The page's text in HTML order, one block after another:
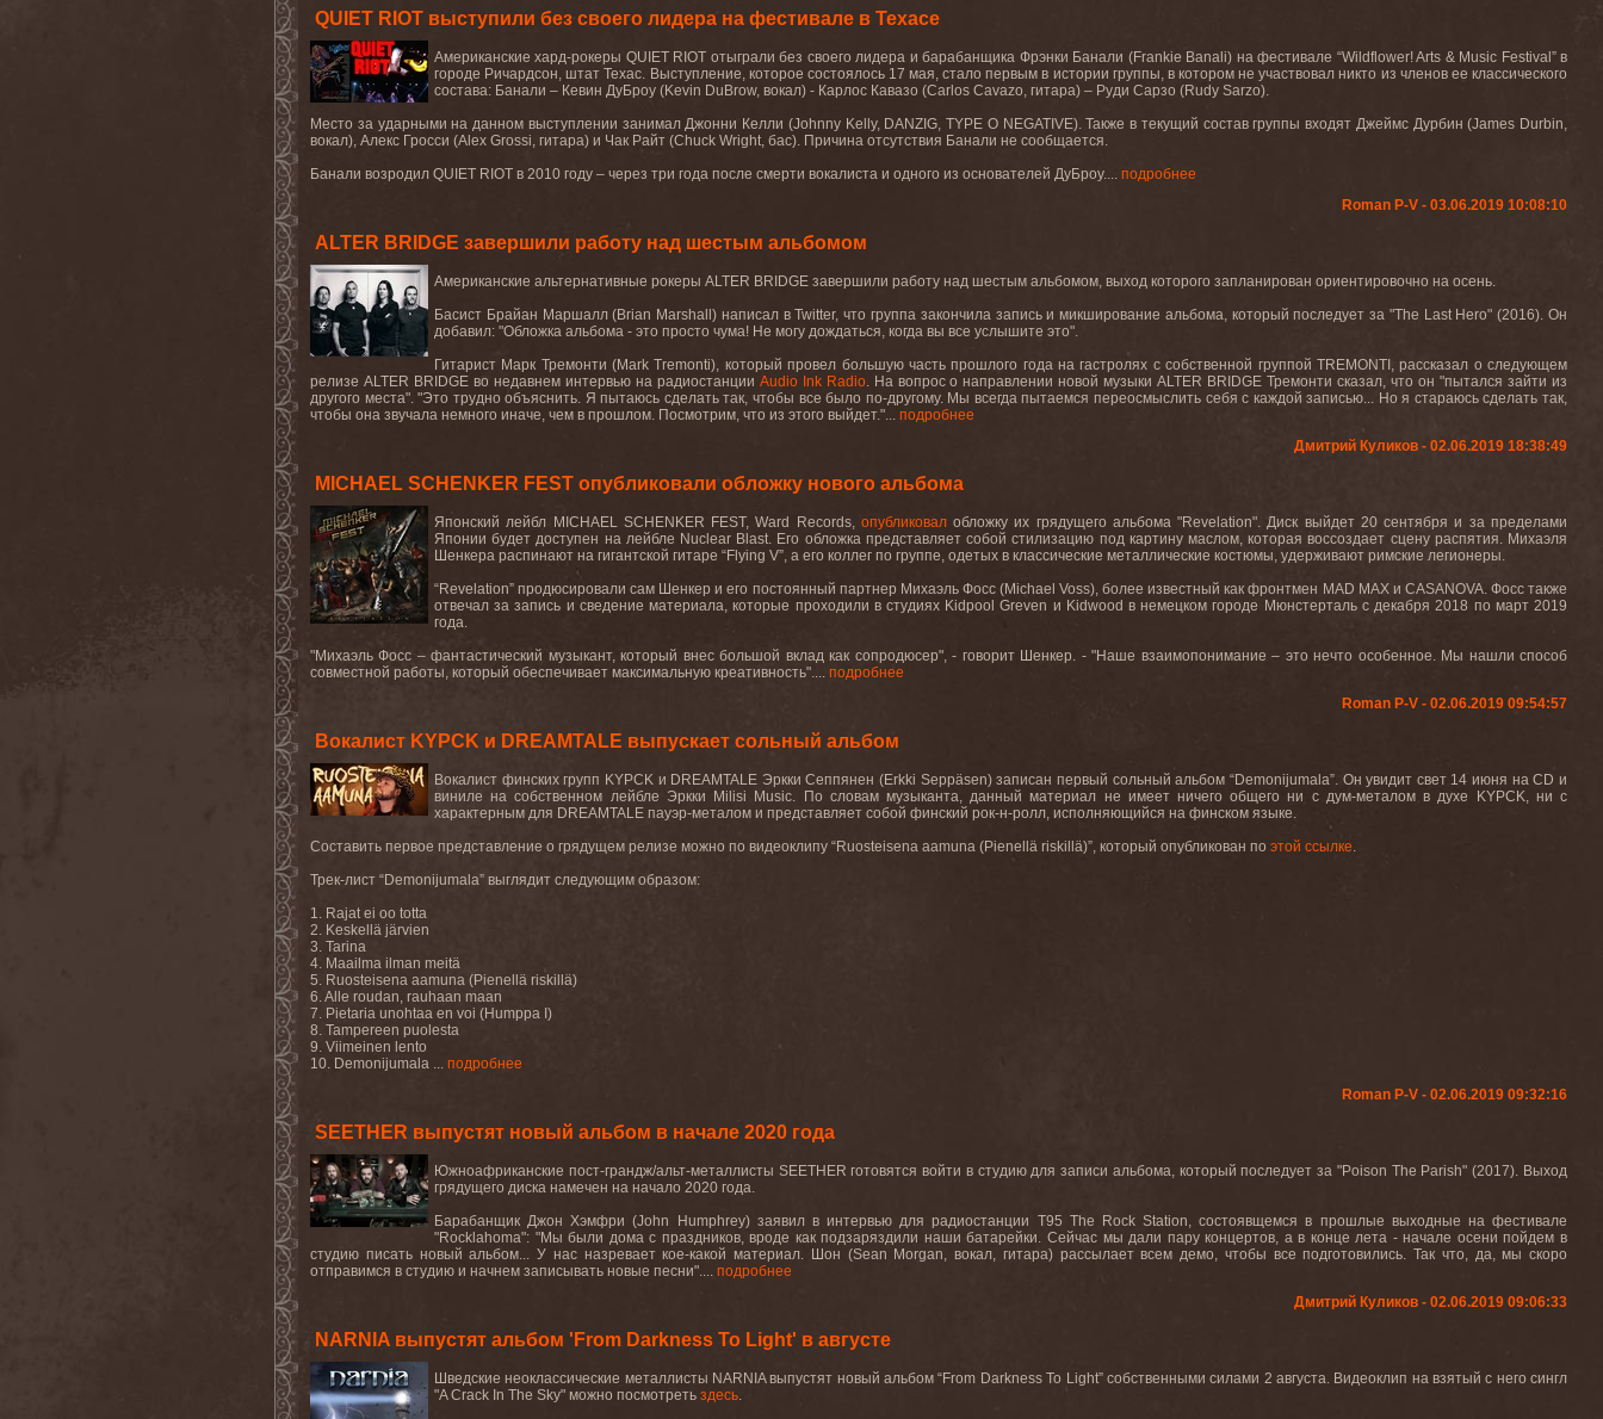
QUIET RIOT выступили без своего лидера на фестивале в Техасе
Американские хард-рокеры QUIET RIOT отыграли без своего лидера и барабанщика Фрэнки Банали (Frankie Banali) на фестивале “Wildflower! Arts & Music Festival”в
городе Ричардсон, штат Техас. Выступление, которое состоялось 17 мая, стало первым в истории группы, в котором не участвовал никто из членов ее классического
состава: Банали – Кевин ДуБроу (Kevin DuBrow, вокал) - Карлос Кавазо (Carlos Cavazo, гитара) – Руди Сарзо (Rudy Sarzo).
Место за ударными на данном выступлении занимал Джонни Келли (Johnny Kelly, DANZIG, TYPE O NEGATIVE).Также в текущий состав группы входят Джеймс Дурбин (James Durbin,
вокал), Алекс Гросси (Alex Grossi, гитара) и Чак Райт (Chuck Wright, бас). Причина отсутствия Банали не сообщается.
Банали возродил QUIET RIOT в 2010 году – через три года после смерти вокалиста и одного из основателей ДуБроу.... подробнее
Roman P-V - 03.06.2019 10:08:10
ALTER BRIDGE завершили работу над шестым альбомом
Американские альтернативные рокеры ALTER BRIDGE завершили работу над шестым альбомом, выход которого запланирован ориентировочно на осень.
Басист Брайан Маршалл (Brian Marshall) написал в Twitter, что группа закончила запись и микширование альбома, который последует за "The Last Hero" (2016). Он
добавил: "Обложка альбома - это просто чума! Не могу дождаться, когда вы все услышите это".
Гитарист Марк Тремонти (Mark Tremonti), который провел большую часть прошлого года на гастролях с собственной группой TREMONTI, рассказал о следующем
релизе ALTER BRIDGE во недавнем интервью на радиостанции Audio Ink Radio. На вопрос о направлении новой музыки ALTER BRIDGE Тремонти сказал, что он "пытался зайти из
другого места". "Это трудно объяснить. Я пытаюсь сделать так, чтобы все было по-другому. Мы всегда пытаемся переосмыслить себя с каждой записью... Но я стараюсь сделать так,
чтобы она звучала немного иначе, чем в прошлом. Посмотрим, что из этого выйдет."... подробнее
Дмитрий Куликов - 02.06.2019 18:38:49
MICHAEL SCHENKER FEST опубликовали обложку нового альбома
Японский лейбл MICHAEL SCHENKER FEST, Ward Records, опубликовалобложку их грядущего альбома "Revelation". Диск выйдет 20 сентября и за пределами
Японии будет доступен на лейбле Nuclear Blast. Его обложка представляет собой стилизацию под картину маслом, которая воссоздает сцену распятия. Михаэля
Шенкера распинают на гигантской гитаре “Flying V”, а его коллег по группе, одетых в классические металлические костюмы, удерживают римские легионеры.
“Revelation”продюсировали сам Шенкер и его постоянный партнер Михаэль Фосс (Michael Voss), более известный как фронтмен MAD MAX и CASANOVA. Фосс также
отвечал за запись и сведение материала, которые проходили в студиях Kidpool Greven и Kidwood в немецком городе Мюнстерталь с декабря 2018 по март 2019
года.
"Михаэль Фосс – фантастический музыкант, который внес большой вклад как сопродюсер", - говорит Шенкер. - "Наше взаимопонимание – это нечто особенное. Мы нашли способ
совместной работы, который обеспечивает максимальную креативность".... подробнее
Roman P-V - 02.06.2019 09:54:57
Вокалист KYPCK и DREAMTALE выпускает сольный альбом
Вокалист финских групп KYPCK и DREAMTALE Эркки Сеппянен (Erkki Seppäsen) записан первый сольный альбом “Demonijumala”. Он увидит свет 14 июня наCD и
виниле на собственном лейбле Эркки
Milisi Music. По словам музыканта, данный материал не имеет ничего общего ни с дум-металом в духе KYPCK, ни с
характерным для DREAMTALE пауэр-металом и представляет собой финский рок-н-ролл, исполняющийся на финском языке.
Составить первое представление о грядущем релизе можно по видеоклипу “Ruosteisena aamuna (Pienellä riskillä)”, который опубликован по этой ссылке.
Трек-лист “Demonijumala” выглядит следующим образом:
1. Rajat ei oo totta
2. Keskellä järvien
3. Tarina
4. Maailma ilman meitä
5. Ruosteisena aamuna (Pienellä riskillä)
6. Alle roudan, rauhaan maan
7. Pietaria unohtaa en voi (Humppa I)
8. Tampereen puolesta
9. Viimeinen lento
10. Demonijumala ... подробнее
Roman P-V - 02.06.2019 09:32:16
SEETHER выпустят новый альбом в начале 2020 года
Южноафриканские пост-грандж/альт-металлисты SEETHER готовятся войти в студию для записи альбома, который последует за "Poison The Parish" (2017). Выход
грядущего диска намечен на начало 2020 года.
Барабанщик Джон Хэмфри (John Humphrey) заявил в интервью для радиостанции T95 The Rock Station, состоявщемся в прошлые выходные на фестивале
"Rocklahoma": "Мы были дома с праздников, вроде как подзаряздили наши батарейки. Сейчас мы дали пару концертов, а в конце лета - начале осени пойдем в
студию писать новый альбом... У нас назревает кое-какой материал. Шон (Sean Morgan, вокал, гитара) рассылает всем демо, чтобы все подготовились. Так что, да, мы скоро
отправимся в студию и начнем записывать новые песни".... подробнее
Дмитрий Куликов - 02.06.2019 09:06:33
NARNIA выпустят альбом 'From Darkness To Light' в августе
Шведские неоклассические металлисты NARNIA выпустят новый альбом “From Darkness To Light” собственными силами 2 августа. Видеоклип на взятый с него сингл
"A Crack In The Sky" можно посмотреть здесь.